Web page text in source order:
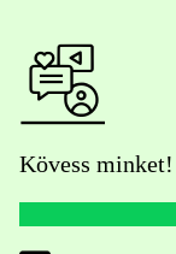
Kövess minket!